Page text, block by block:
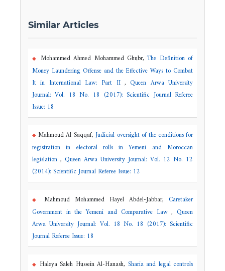
Similar Articles
Mohammed Ahmed Mohammed Ghubr,The Definition of
Money Laundering Offense and the Effective Ways to Combat
It in International Law: Part II,Queen Arwa University
Journal: Vol. 18 No. 18 (2017): Scientific Journal Referee
Issue: 18
Mahmoud Al-Saqqaf,Judicial oversight of the conditions for
registration in electoral rolls in Yemeni and Moroccan
legislation , Queen Arwa University Journal: Vol. 12 No. 12
(2014): Scientific Journal Referee Issue: 12
Mahmoud Mohammed Hayel Abdel-Jabbar,Caretaker
Government in the Yemeni and Comparative Law,Queen
Arwa University Journal: Vol. 18 No. 18 (2017): Scientific
Journal Referee Issue: 18
Haleya Saleh Hussein Al-Hanash, Sharia and legal controls